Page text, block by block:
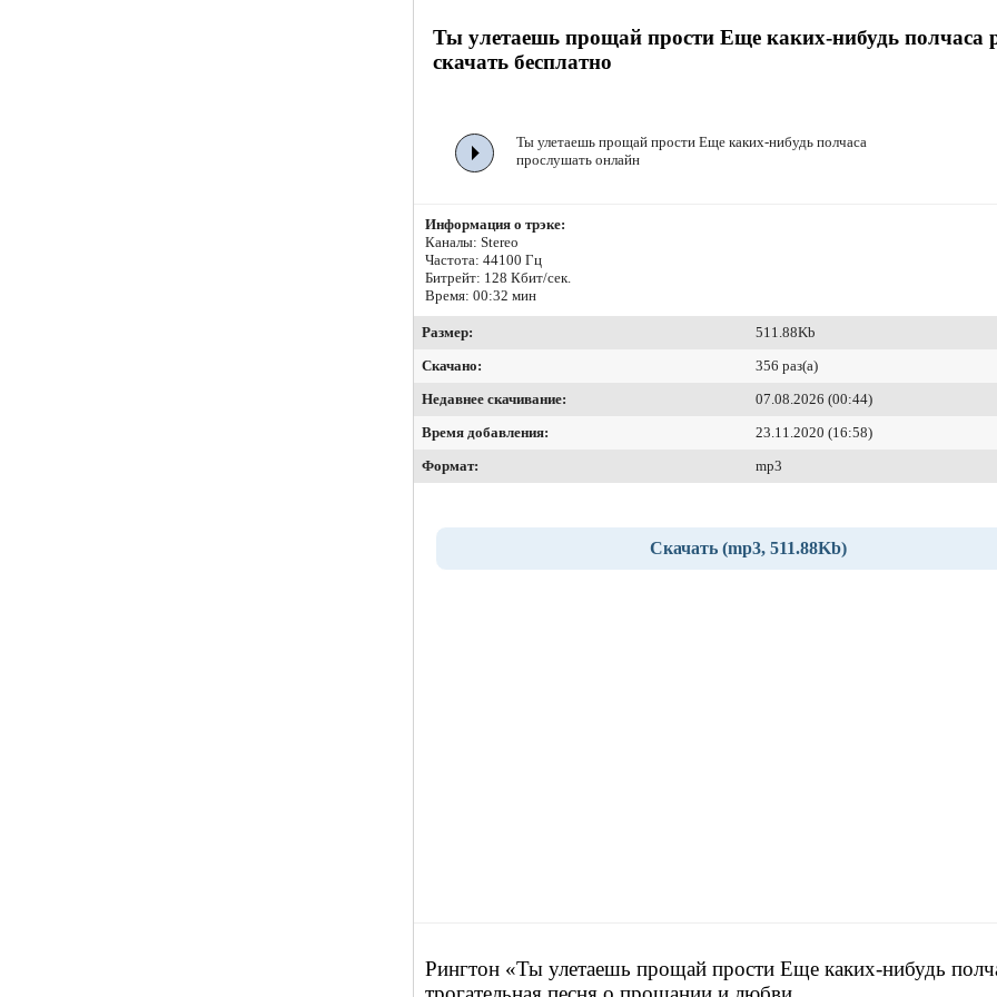
Ты улетаешь прощай прости Еще каких-нибудь полчаса
скачать бесплатно
Ты улетаешь прощай прости Еще каких-нибудь полчаса
прослушать онлайн
Информация о трэке:
Каналы: Stereo
Частота: 44100 Гц
Битрейт: 128 Кбит/сек.
Время: 00:32 мин
Размер:
511.88Kb
Скачано:
356 раз(а)
Недавнее скачивание:
07.08.2026 (00:44)
Время добавления:
23.11.2020 (16:58)
Формат:
mp3
Скачать (mp3, 511.88Kb)
Рингтон «Ты улетаешь прощай прости Еще каких-нибудь